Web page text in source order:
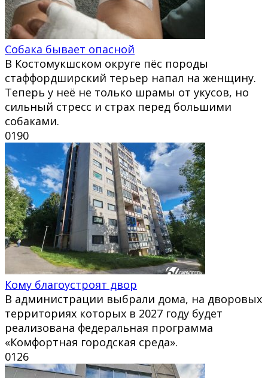
Собака бывает опасной
В Костомукшском округе пёс породы
стаффордширский терьер напал на женщину.
Теперь у неё не только шрамы от укусов, но
сильный стресс и страх перед большими
собаками.
0190
Кому благоустроят двор
В администрации выбрали дома, на дворовых
территориях которых в 2027 году будет
реализована федеральная программа
«Комфортная городская среда».
0126